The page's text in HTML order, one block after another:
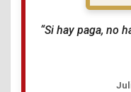
“Si hay paga, no